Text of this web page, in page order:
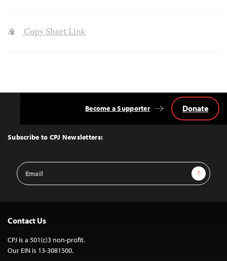
Copy Short Link
Top
Subscribe to CPJ Newsletters:
Email
Address
Sign Up
Become a Supporter Donate
Contact Us
CPJ is a 501(c)3 non-profit.
Our EIN is 13-3081500.